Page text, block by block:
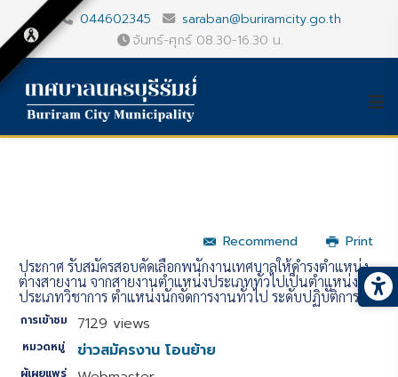
044602345
saraban@buriramcity.go.th
จันทร์-ศุกร์ 08.30-16.30 น.
Recommend
Print
ประกาศ รับสมัครสอบคัดเลือกพนักงานเทศบาลให้ดำรงตำแหน่ง
ต่างสายงาน จากสายงานตำแหน่งประเภททั่วไปเป็นตำแหน่ง
ประเภทวิชาการ ตำแหน่งนักจัดการงานทั่วไป ระดับปฏิบัติการ
การเข้าชม 7129 views
หมวดหมู่ ข่าวสมัครงาน โอนย้าย
ผู้เผยแพร่